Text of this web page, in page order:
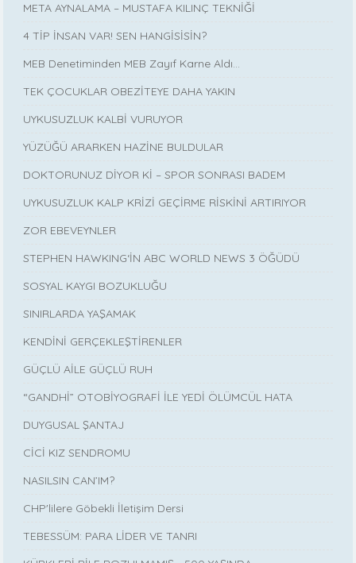
META AYNALAMA – MUSTAFA KILINÇ TEKNİĞİ
4 TİP İNSAN VAR! SEN HANGİSİSİN?
MEB Denetiminden MEB Zayıf Karne Aldı…
TEK ÇOCUKLAR OBEZİTEYE DAHA YAKIN
UYKUSUZLUK KALBİ VURUYOR
YÜZÜĞÜ ARARKEN HAZİNE BULDULAR
DOKTORUNUZ DİYOR Kİ – SPOR SONRASI BADEM
UYKUSUZLUK KALP KRİZİ GEÇİRME RİSKİNİ ARTIRIYOR
ZOR EBEVEYNLER
STEPHEN HAWKING‘İN ABC WORLD NEWS 3 ÖĞÜDÜ
SOSYAL KAYGI BOZUKLUĞU
SINIRLARDA YAŞAMAK
KENDİNİ GERÇEKLEŞTİRENLER
GÜÇLÜ AİLE GÜÇLÜ RUH
“GANDHİ” OTOBİYOGRAFİ İLE YEDİ ÖLÜMCÜL HATA
DUYGUSAL ŞANTAJ
CİCİ KIZ SENDROMU
NASILSIN CAN’IM?
CHP'lilere Göbekli İletişim Dersi
TEBESSÜM: PARA LİDER VE TANRI